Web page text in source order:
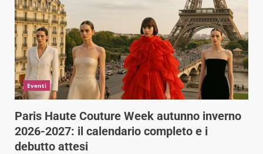
Eventi
Paris Haute Couture Week autunno inverno
2026-2027: il calendario completo e i
debutto attesi